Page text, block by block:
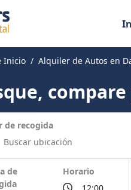
Inicio Alquiler de Autos en
de recogida
de
Horario